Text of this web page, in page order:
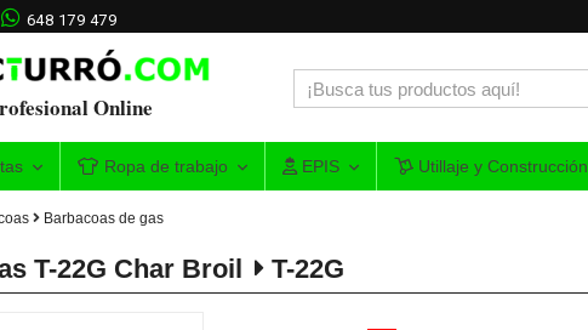
648 179 479
Online
Ropa de trabajo EPIS Utillaje y Construcción
Barbacoas de gas
T-22G Char Broil T-22G